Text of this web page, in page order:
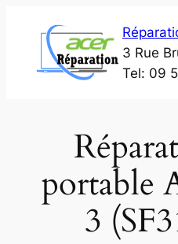
contenu
3 Rue
Tel: 09
portable
3